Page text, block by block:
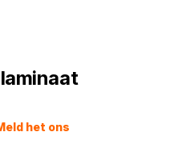
het ons